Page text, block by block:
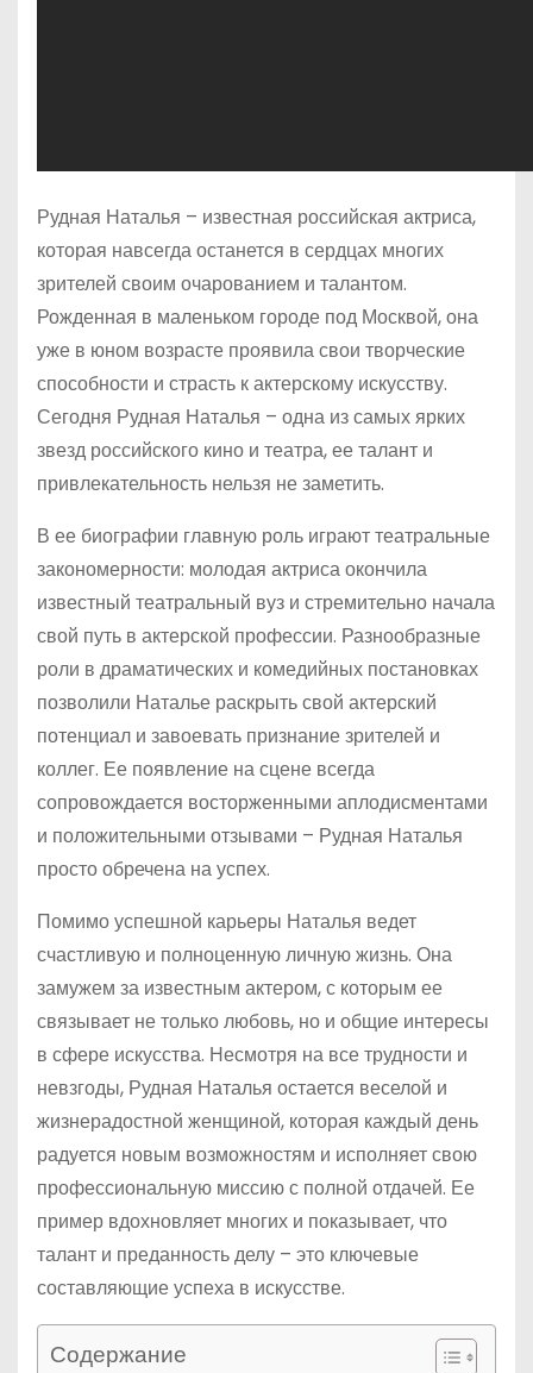
Рудная Наталья – известная российская актриса,
которая навсегда останется в сердцах многих
зрителей своим очарованием и талантом.
Рожденная в маленьком городе под Москвой, она
уже в юном возрасте проявила свои творческие
способности и страсть к актерскому искусству.
Сегодня Рудная Наталья – одна из самых ярких
звезд российского кино и театра, ее талант и
привлекательность нельзя не заметить.
В ее биографии главную роль играют театральные
закономерности: молодая актриса окончила
известный театральный вуз и стремительно начала
свой путь в актерской профессии. Разнообразные
роли в драматических и комедийных постановках
позволили Наталье раскрыть свой актерский
потенциал и завоевать признание зрителей и
коллег. Ее появление на сцене всегда
сопровождается восторженными аплодисментами
и положительными отзывами – Рудная Наталья
просто обречена на успех.
Помимо успешной карьеры Наталья ведет
счастливую и полноценную личную жизнь. Она
замужем за известным актером, с которым ее
связывает не только любовь, но и общие интересы
в сфере искусства. Несмотря на все трудности и
невзгоды, Рудная Наталья остается веселой и
жизнерадостной женщиной, которая каждый день
радуется новым возможностям и исполняет свою
профессиональную миссию с полной отдачей. Ее
пример вдохновляет многих и показывает, что
талант и преданность делу – это ключевые
составляющие успеха в искусстве.
Содержание